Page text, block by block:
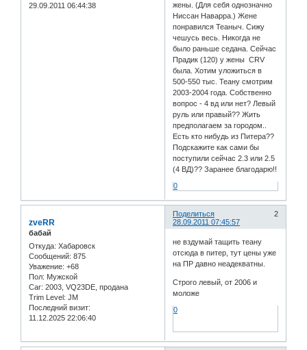
29.09.2011 06:44:38
жены. (Для себя однозначно
Ниссан Наварра.) Жене
понравился Теаныч. Сижу
чешусь весь. Никогда не
было раньше седана. Сейчас
Прадик (120) у жены CRV
была. Хотим уложиться в
500-550 тыс. Теану смотрим
2003-2004 года. Собственно
вопрос - 4 вд или нет? Левый
руль или правый?? Жить
предполагаем за городом..
Есть кто нибудь из Питера??
Подскажите как сами бы
поступили сейчас 2.3 или 2.5
(4 ВД)?? Заранее благодарю!!
0
Поделиться
2
28.09.2011 07:45:57
zveRR
бабай
Откуда: Хабаровск
Сообщений: 875
Уважение: +68
Пол: Мужской
Car: 2003, VQ23DE, продана
Trim Level: JM
Последний визит:
11.12.2025 22:06:40
не вздумай тащить теану
отсюда в питер, тут цены уже
на ПР давно неадекватны.
Строго левый, от 2006 и
моложе
0